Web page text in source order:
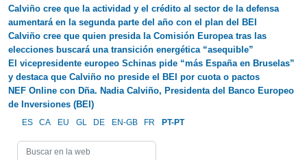
Calviño cree que la actividad y el crédito al sector de la defensa
aumentará en la segunda parte del año con el plan del BEI
Calviño cree que quien presida la Comisión Europea tras las
elecciones buscará una transición energética “asequible”
El vicepresidente europeo Schinas pide “más España en Bruselas”
y destaca que Calviño no preside el BEI por cuota o pactos
NEF Online con Dña. Nadia Calviño, Presidenta del Banco Europeo
de Inversiones (BEI)
ES CA EU GL DE EN-GB FR PT-PT